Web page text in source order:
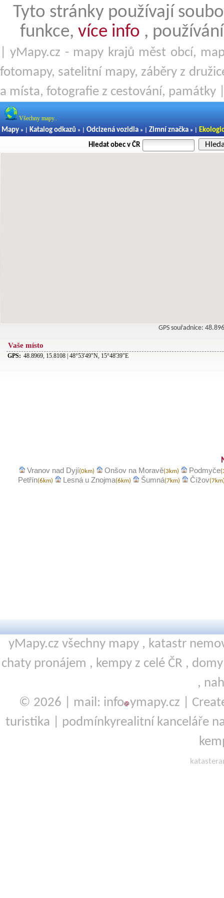
Tyto stránky používají
funkce, více info ,
| yMapy.cz - mapy krajů měst obcí,
fotomapy, satelitní mapy, záběry z
a místa, fotografie z cestování, památky
Všechny mapy..
Mapy » | Katalog odkazů » | Odcizená vozidla » | Zimní značka » |
Hledat obec v ČR
GPS souřadnice:
Vaše místo
GPS: 48.8969, 15.8108 | 48°53'49"N, 15°48'39"E
Vranov nad Dyjí(0km) Onšov na Moravě(3km) Podmyče
Petřín(6km) Lesná u Znojma(6km) Šumná(7km) Čížov
yMapy.cz všechny mapy , katastr
chaty pronájem , kempyz celé ČR ,
,
© 2026 | mail: info ymapy.cz |
turistika
podmínkyrealitní kanceláře